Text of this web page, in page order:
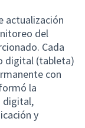
actualización
del
Cada
digital (tableta)
con
la
digital,
y